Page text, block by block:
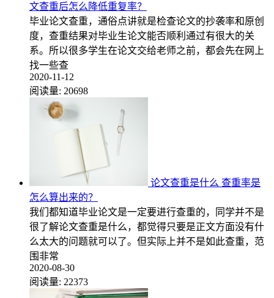
文查重后怎么降低重复率？
毕业论文查重，通俗点讲就是检查论文的抄袭率和原创
度，查重结果对毕业生论文能否顺利通过有很大的关
系。所以很多学生在论文交给老师之前，都会先在网上
找一些查
2020-11-12
阅读量: 20698
论文查重是什么 查重率是
怎么算出来的？
我们都知道毕业论文是一定要进行查重的，同学并不是
很了解论文查重是什么，都觉得只要是正文方面没有什
么太大的问题就可以了。但实际上并不是如此查重，范
围非常
2020-08-30
阅读量: 22373